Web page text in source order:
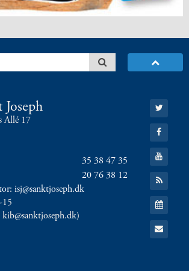
Allé 17
35 38 47 35
20 76 38 12
isj@sanktjoseph.dk
Gå
til:
Twitter
Gå
til:
Facebook
Gå
til:
YouTube
Gå
til:
RSS
feed
Gå
til:
Kalender
Gå
til: